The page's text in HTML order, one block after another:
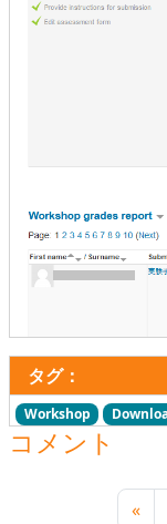
タグ：
Workshop
コメント
«前